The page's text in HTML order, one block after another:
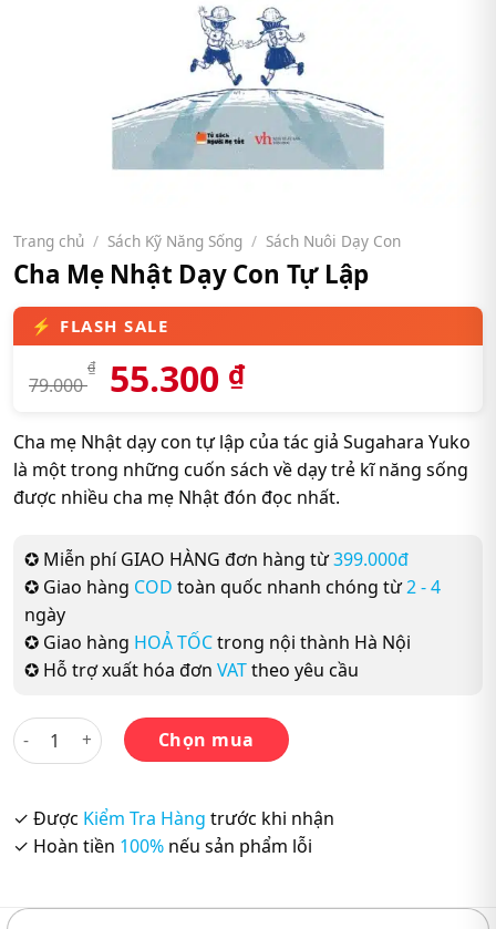
Trang chủ / Sách Kỹ Năng Sống / Sách Nuôi Dạy Con
Cha Mẹ Nhật Dạy Con Tự Lập
79.000
₫ 55.300 ₫
Cha mẹ Nhật dạy con tự lập của tác giả Sugahara Yuko
là một trong những cuốn sách về dạy trẻ kĩ năng sống
được nhiều cha mẹ Nhật đón đọc nhất.
✪ Miễn phí GIAO HÀNG đơn hàng từ399.000đ
✪ Giao hàng COD toàn quốc nhanh chóng từ2 - 4
ngày
✪ Giao hàng HOẢ TỐCtrong nội thành Hà Nội
✪ Hỗ trợ xuất hóa đơn VATtheo yêu cầu
Cha Mẹ Nhật Dạy Con Tự Lập số lượng
Chọn mua
✓ Được Kiểm Tra Hàng trước khi nhận
✓ Hoàn tiền 100% nếu sản phẩm lỗi